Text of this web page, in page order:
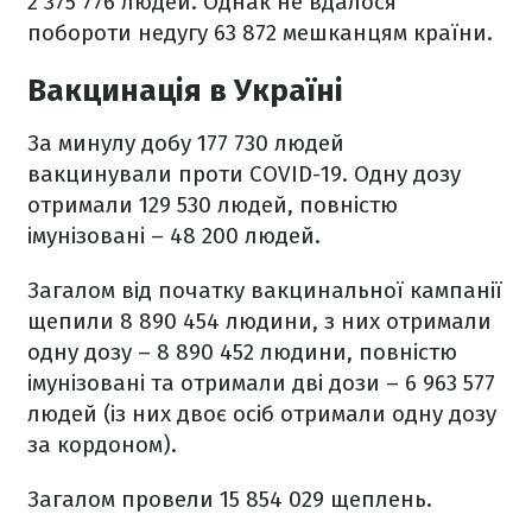
побороти недугу 63 872 мешканцям країни.
Вакцинація в Україні
За минулу добу 177 730 людей
вакцинували проти COVID-19. Одну дозу
отримали 129 530 людей, повністю
імунізовані – 48 200 людей.
Загалом від початку вакцинальної кампанії
щепили 8 890 454 людини, з них отримали
одну дозу – 8 890 452 людини, повністю
імунізовані та отримали дві дози – 6 963 577
людей (із них двоє осіб отримали одну дозу
за кордоном).
Загалом провели 15 854 029 щеплень.